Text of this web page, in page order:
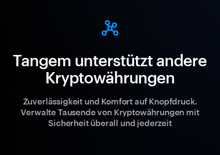
Tangem unterstützt andere
Kryptowährungen
Zuverlässigkeit und Komfort auf Knopfdruck.
Verwalte Tausende von Kryptowährungen mit
Sicherheit überall und jederzeit